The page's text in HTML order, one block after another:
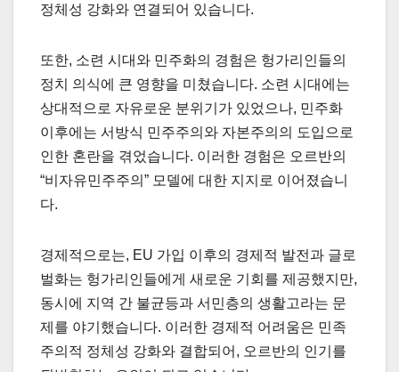
정체성 강화와 연결되어 있습니다.
또한, 소련 시대와 민주화의 경험은 헝가리인들의
정치 의식에 큰 영향을 미쳤습니다. 소련 시대에는
상대적으로 자유로운 분위기가 있었으나, 민주화
이후에는 서방식 민주주의와 자본주의의 도입으로
인한 혼란을 겪었습니다. 이러한 경험은 오르반의
“비자유민주주의” 모델에 대한 지지로 이어졌습니
다.
경제적으로는, EU 가입 이후의 경제적 발전과 글로
벌화는 헝가리인들에게 새로운 기회를 제공했지만,
동시에 지역 간 불균등과 서민층의 생활고라는 문
제를 야기했습니다. 이러한 경제적 어려움은 민족
주의적 정체성 강화와 결합되어, 오르반의 인기를